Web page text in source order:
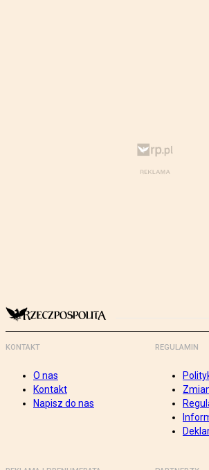
KONTAKT
O nas
Kontakt
Napisz do nas
REGULAMIN